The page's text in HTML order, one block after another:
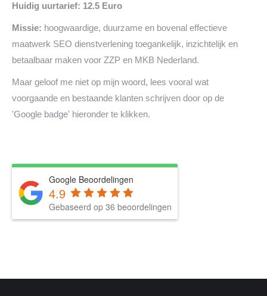
Huidig uurtarief: 12.5 Euro
Missie: hoogwaardige, duurzame en bovenal effectieve
maatwerk SEO dienstverlening toegankelijk, inzichtelijk en
betaalbaar maken voor ZZP en MKB Nederland.
Maar geloof me niet op mijn woord, lees vooral wat
voorgaande en bestaande klanten schrijven door op de
'Google badge' hieronder te klikken.
Google Beoordelingen
4.9
Gebaseerd op 36 beoordelingen